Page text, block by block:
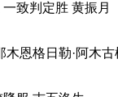
致判定胜 黄振月
木恩格日勒·阿木